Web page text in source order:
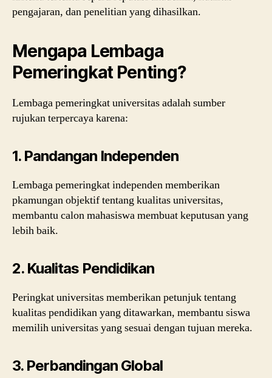
pengajaran, dan penelitian yang dihasilkan.
Mengapa Lembaga
Pemeringkat Penting?
Lembaga pemeringkat universitas adalah sumber
rujukan terpercaya karena:
1. Pandangan Independen
Lembaga pemeringkat independen memberikan
pkamungan objektif tentang kualitas universitas,
membantu calon mahasiswa membuat keputusan yang
lebih baik.
2. Kualitas Pendidikan
Peringkat universitas memberikan petunjuk tentang
kualitas pendidikan yang ditawarkan, membantu siswa
memilih universitas yang sesuai dengan tujuan mereka.
3. Perbandingan Global